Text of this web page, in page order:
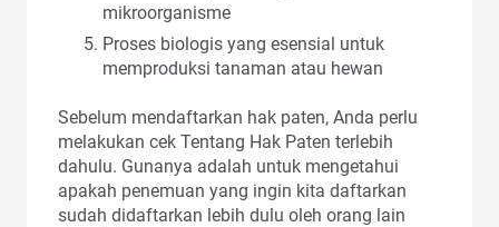
mikroorganisme
Proses biologis yang esensial untuk
memproduksi tanaman atau hewan
Sebelum mendaftarkan hak paten, Anda perlu
melakukan cek Tentang Hak Paten terlebih
dahulu. Gunanya adalah untuk mengetahui
apakah penemuan yang ingin kita daftarkan
sudah didaftarkan lebih dulu oleh orang lain